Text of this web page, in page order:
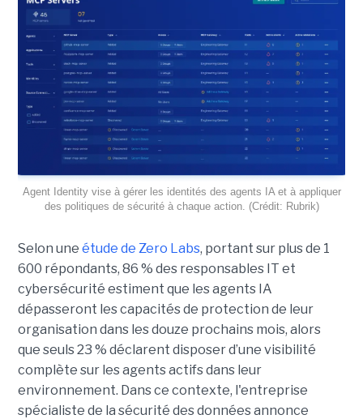
Agent Identity vise à gérer les identités des agents IA et à appliquer
des politiques de sécurité à chaque action. (Crédit: Rubrik)
Selon une étude de Zero Labs, portant sur plus de 1
600 répondants, 86 % des responsables IT et
cybersécurité estiment que les agents IA
dépasseront les capacités de protection de leur
organisation dans les douze prochains mois, alors
que seuls 23 % déclarent disposer d’une visibilité
complète sur les agents actifs dans leur
environnement. Dans ce contexte, l'entreprise
spécialiste de la sécurité des données annonce